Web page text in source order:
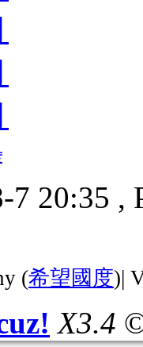
7 20:35 ,
(希望國度)|
X3.4